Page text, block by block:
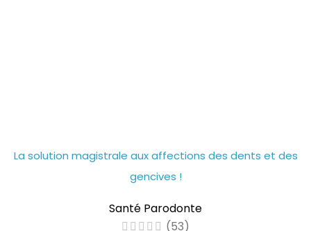
La solution magistrale aux affections des dents et des
gencives !
Santé Parodonte
(53)